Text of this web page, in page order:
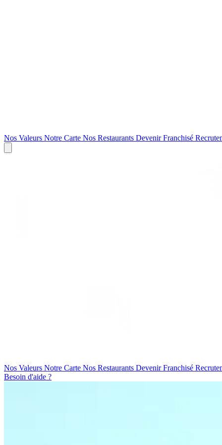
Nos Valeurs Notre Carte Nos Restaurants Devenir Franchisé
Nos Valeurs Notre Carte Nos Restaurants Devenir Franchisé
Besoin d'aide ?